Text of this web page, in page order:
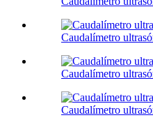
Caudalímetro
Caudalímetro
Caudalímetro